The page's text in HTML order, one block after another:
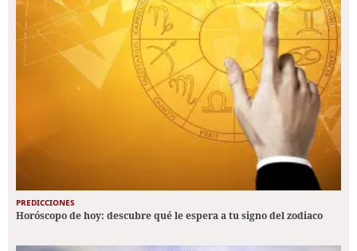
PREDICCIONES
Horóscopo de hoy: descubre qué le espera a tu signo del zodiaco